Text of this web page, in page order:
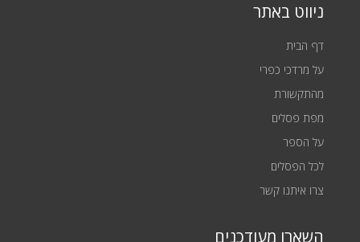
ניווט באתר
דף הבית
על מרדכי כפרי
מהתקשורת
מפת פסלים
על הספר
לכל הפסלים
צרו איתנו קשר
השארו מעודכנים